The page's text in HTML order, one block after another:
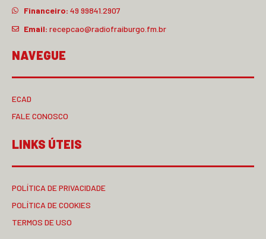
Financeiro: 49 99841.2907
Email: recepcao@radiofraiburgo.fm.br
NAVEGUE
ECAD
FALE CONOSCO
LINKS ÚTEIS
POLÍTICA DE PRIVACIDADE
POLÍTICA DE COOKIES
TERMOS DE USO